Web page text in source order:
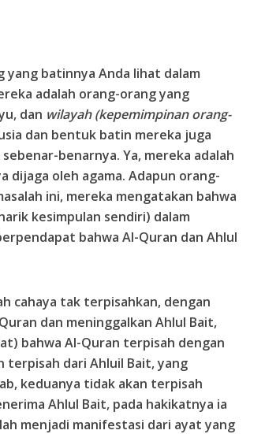
yang batinnya Anda lihat dalam
adalah orang-orang yang
dan wilayah (kepemimpinan orang-
dan bentuk batin mereka juga
benarnya. Ya, mereka adalah
dijaga oleh agama. Adapun orang-
ini, mereka mengatakan bahwa
kesimpulan sendiri) dalam
bahwa Al-Quran dan Ahlul
cahaya tak terpisahkan, dengan
dan meninggalkan Ahlul Bait,
bahwa Al-Quran terpisah dengan
terpisah dari Ahluil Bait, yang
keduanya tidak akan terpisah
Ahlul Bait, pada hakikatnya ia
menjadi manifestasi dari ayat yang